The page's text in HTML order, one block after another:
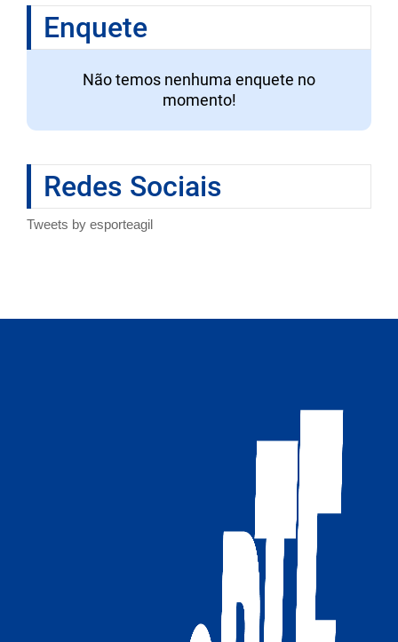
Enquete
Não temos nenhuma enquete no
momento!
Redes Sociais
Tweets by esporteagil